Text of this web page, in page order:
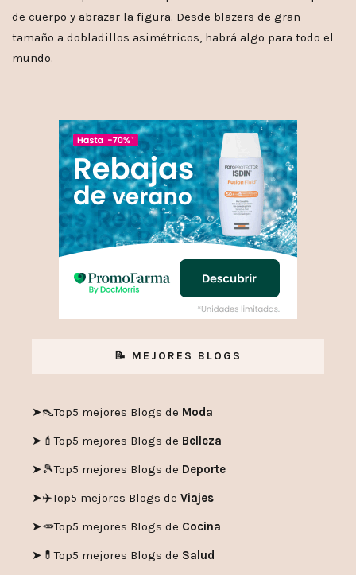
de cuerpo y abrazar la figura. Desde blazers de gran
tamaño a dobladillos asimétricos, habrá algo para todo el
mundo.
📝 MEJORES BLOGS
➤👠Top5 mejores Blogs de Moda
➤💄Top5 mejores Blogs de Belleza
➤🎾Top5 mejores Blogs de Deporte
➤✈️Top5 mejores Blogs de Viajes
➤🥕Top5 mejores Blogs de Cocina
➤💊Top5 mejores Blogs de Salud